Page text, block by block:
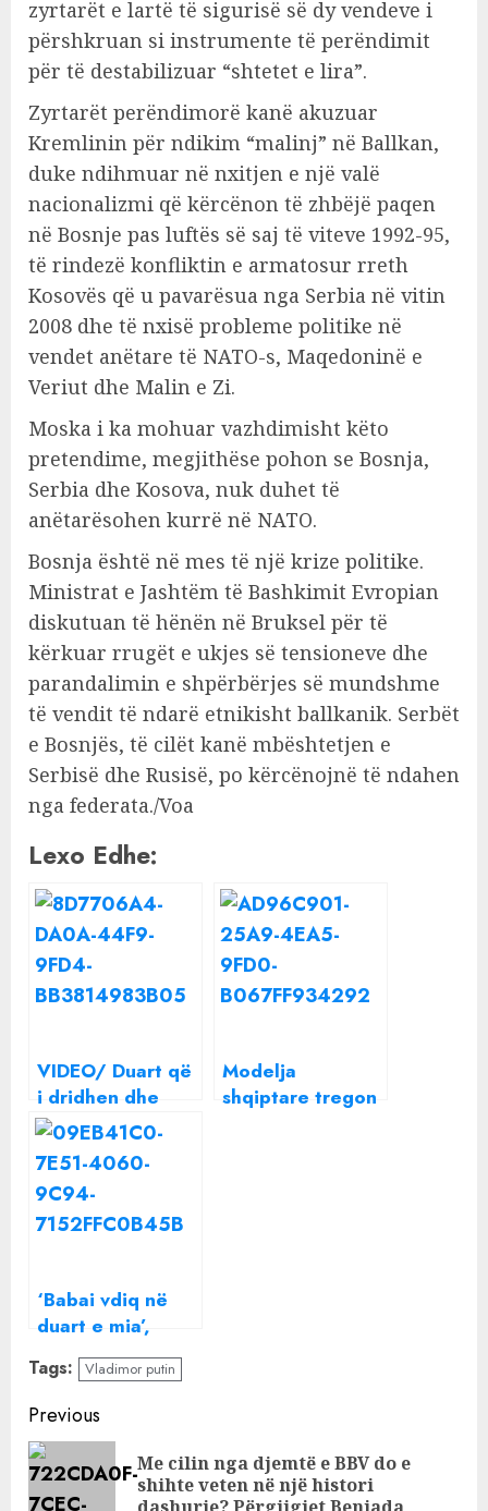
zyrtarët e lartë të sigurisë së dy vendeve i
përshkruan si instrumente të perëndimit
për të destabilizuar “shtetet e lira”.
Zyrtarët perëndimorë kanë akuzuar
Kremlinin për ndikim “malinj” në Ballkan,
duke ndihmuar në nxitjen e një valë
nacionalizmi që kërcënon të zhbëjë paqen
në Bosnje pas luftës së saj të viteve 1992-95,
të rindezë konfliktin e armatosur rreth
Kosovës që u pavarësua nga Serbia në vitin
2008 dhe të nxisë probleme politike në
vendet anëtare të NATO-s, Maqedoninë e
Veriut dhe Malin e Zi.
Moska i ka mohuar vazhdimisht këto
pretendime, megjithëse pohon se Bosnja,
Serbia dhe Kosova, nuk duhet të
anëtarësohen kurrë në NATO.
Bosnja është në mes të një krize politike.
Ministrat e Jashtëm të Bashkimit Evropian
diskutuan të hënën në Bruksel për të
kërkuar rrugët e ukjes së tensioneve dhe
parandalimin e shpërbërjes së mundshme
të vendit të ndarë etnikisht ballkanik. Serbët
e Bosnjës, të cilët kanë mbështetjen e
Serbisë dhe Rusisë, po kërcënojnë të ndahen
nga federata./Voa
Lexo Edhe:
VIDEO/ Duart që
i dridhen dhe
vështirësi në
ecje, tjetër
‘provë e fortë’ se
Putin është
sëmurë
Modelja
shqiptare tregon
‘Babai vdiq në
duart e mia’,
gazetarja e
njohur shqiptare
rrëfen momentin
e trishtë
Tags: Vladimor putin
Continue
Reading
Previous
Me cilin nga djemtë e BBV do e
shihte veten në një histori